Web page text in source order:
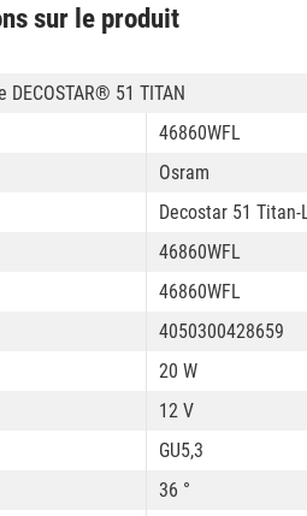
sur le produit
51 TITAN
46860WFL
Osram
Decostar 51 Titan-
46860WFL
46860WFL
4050300428659
20 W
12 V
GU5,3
36 °